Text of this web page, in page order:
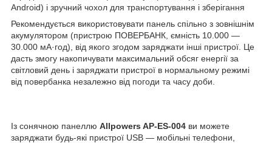
Android) і зручний чохол для транспортування і зберігання
Рекомендується використовувати панель спільно з зовнішнім
акумулятором (пристрою ПОВЕРБАНК, ємність 10.000 —
30.000 мА·год), від якого згодом заряджати інші пристрої. Це
дасть змогу накопичувати максимальний обсяг енергії за
світловий день і заряджати пристрої в нормальному режимі
від повербанка незалежно від погоди та часу доби.
Із сонячною панеллю Allpowers AP-ES-004 ви можете
заряджати будь-які пристрої USB — мобільні телефони,